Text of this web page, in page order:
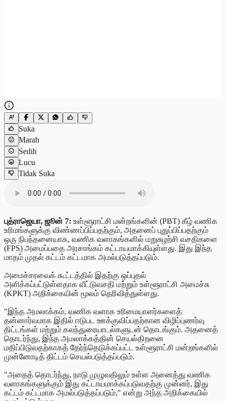
Suka
Marah
Sedih
Lucu
Tidak Suka
புத்ராஜெயா, ஜூன் 7: உள்ளூராட்சி மன்றங்களின் (PBT) கீழ் வணிக
உரிமங்களுக்கு விண்ணப்பிப்பதற்கும், அதனைப் புதுப்பிப்பதற்கும்
ஒரு நிபந்தனையாக, வணிக வளாகங்களில் மறுசுழற்சி வசதிகளை
(FPS) அமைப்பதை அரசாங்கம் கட்டாயமாக்கியுள்ளது. இது இந்த
மாதம் முதல் கட்டம் கட்டமாக அமல்படுத்தப்படும்.
அமைச்சரவைக் கூட்டத்தில் இதற்கு ஒப்புதல்
அளிக்கப்பட்டுள்ளதாக வீட்டுவசதி மற்றும் உள்ளூராட்சி அமைச்சு
(KPKT) அறிக்கையின் மூலம் தெரிவித்துள்ளது.
"இந்த அமலாக்கம், வணிக வளாக உரிமையாளர்களைத்
தன்னார்வமாக இதில் ஈடுபட ஊக்குவிப்பதற்கான விழிப்புணர்வு
திட்டங்கள் மற்றும் கலந்துரையாடல்களுடன் தொடங்கும். அதனைத்
தொடர்ந்து, இந்த அமலாக்கத்தின் செயல்திறனை
மதிப்பிடுவதற்காகத் தேர்ந்தெடுக்கப்பட்ட உள்ளூராட்சி மன்றங்களில்
முன்னோடித் திட்டம் செயல்படுத்தப்படும்.
"அதைத் தொடர்ந்து, நாடு முழுவதிலும் உள்ள அனைத்து வணிக
வளாகங்களுக்கும் இது கட்டாயமாக்கப்படுவதற்கு முன்னர், இது
கட்டம் கட்டமாக அமல்படுத்தப்படும்," என்று அந்த அறிக்கையில்